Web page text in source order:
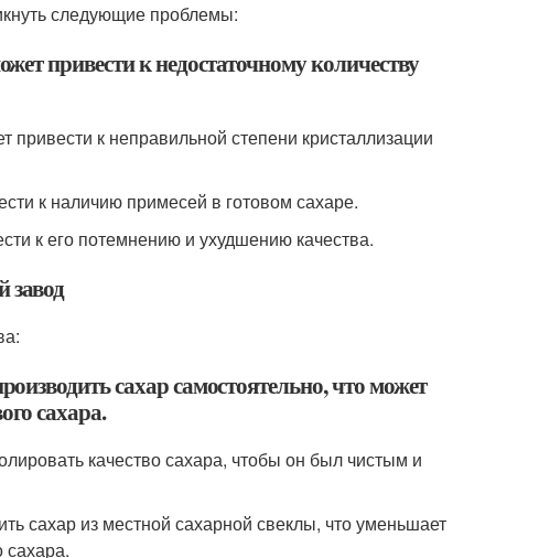
следующие проблемы:
привести к недостаточному количеству
к неправильной степени кристаллизации
к наличию примесей в готовом сахаре.
к его потемнению и ухудшению качества.
завод
сахар самостоятельно, что может
сахара.
качество сахара, чтобы он был чистым и
сахар из местной сахарной свеклы, что уменьшает
сахара.